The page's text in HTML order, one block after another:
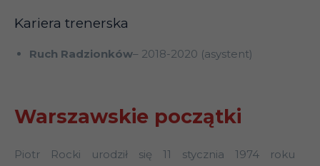
Kariera trenerska
Ruch Radzionków– 2018-2020 (asystent)
Warszawskie początki
Piotr Rocki urodził się 11 stycznia 1974 roku